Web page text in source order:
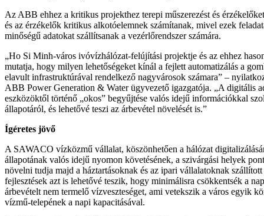
Az ABB ehhez a kritikus projekthez terepi műszerezést és
és az érzékelők kritikus alkotóelemnek számítanak, mivel ezek
minőségű adatokat szállítsanak a vezérlőrendszer számára.
„Ho Si Minh-város ivóvízhálózat-felújítási projektje és az ehhez
mutatja, hogy milyen lehetőségeket kínál a fejlett automatizálás a
elavult infrastruktúrával rendelkező nagyvárosok számara” –
ABB Power Generation & Water ügyvezető igazgatója. „A digitális
eszközöktől történő „okos” begyűjtése valós idejű információkkal
állapotáról, és lehetővé teszi az árbevétel növelését is.”
Ígéretes jövő
A SAWACO vízközmű vállalat, köszönhetően a hálózat
állapotának valós idejű nyomon követésének, a szivárgási helyek
növelni tudja majd a háztartásoknak és az ipari vállalatoknak
fejlesztések azt is lehetővé teszik, hogy minimálisra csökkentsék a
árbevételt nem termelő vízveszteséget, ami vetekszik a város egyik
vízmű-telepének a napi kapacitásával.